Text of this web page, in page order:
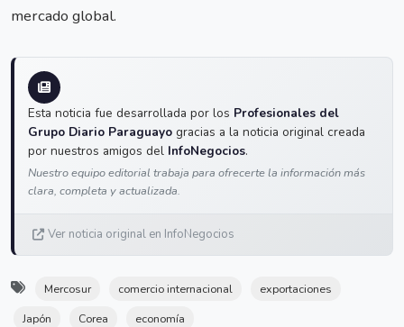
mercado global.
Esta noticia fue desarrollada por los Profesionales del
Grupo Diario Paraguayo gracias a la noticia original creada
por nuestros amigos del InfoNegocios.
Nuestro equipo editorial trabaja para ofrecerte la información más
clara, completa y actualizada.
Ver noticia original en InfoNegocios
Mercosur comercio internacional
exportaciones
Japón
Corea economía